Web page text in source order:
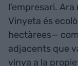
l’empresari.
Vinyeta és
hectàrees—
adjacents que
vinya a la